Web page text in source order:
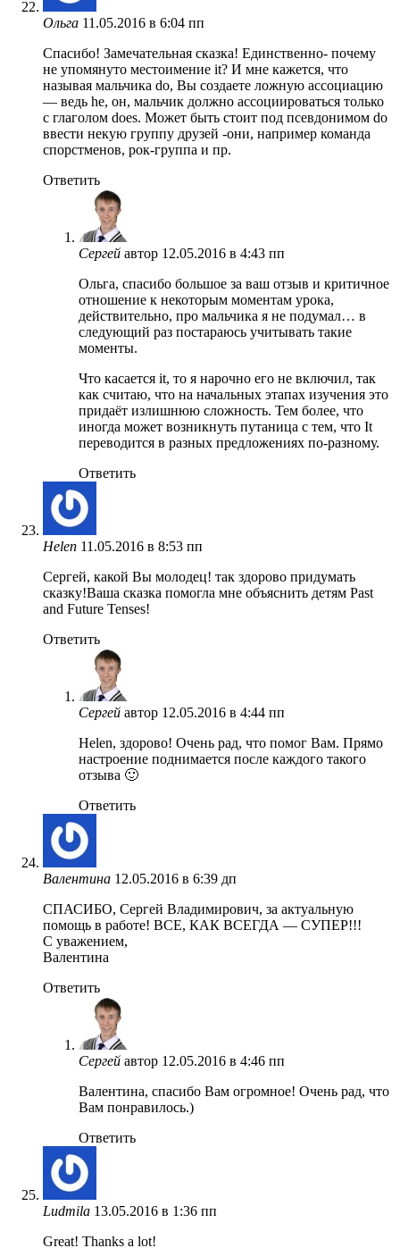
Ольга 11.05.2016 в 6:04 пп
Спасибо! Замечательная сказка! Единственно- почему
не упомянуто местоимение it? И мне кажется, что
называя мальчика do, Вы создаете ложную ассоциацию
— ведь he, он, мальчик должно ассоциироваться только
с глаголом does. Может быть стоит под псевдонимом do
ввести некую группу друзей -они, например команда
спорстменов, рок-группа и пр.
Ответить
Сергей автор 12.05.2016 в 4:43 пп
Ольга, спасибо большое за ваш отзыв и критичное
отношение к некоторым моментам урока,
действительно, про мальчика я не подумал… в
следующий раз постараюсь учитывать такие
моменты.
Что касается it, то я нарочно его не включил, так
как считаю, что на начальных этапах изучения это
придаёт излишнюю сложность. Тем более, что
иногда может возникнуть путаница с тем, что It
переводится в разных предложениях по-разному.
Ответить
Helen 11.05.2016 в 8:53 пп
Сергей, какой Вы молодец! так здорово придумать
сказку!Ваша сказка помогла мне объяснить детям Past
and Future Tenses!
Ответить
Сергей автор 12.05.2016 в 4:44 пп
Helen, здорово! Очень рад, что помог Вам. Прямо
настроение поднимается после каждого такого
отзыва 🙂
Ответить
Валентина 12.05.2016 в 6:39 дп
СПАСИБО, Сергей Владимирович, за актуальную
помощь в работе! ВСЕ, КАК ВСЕГДА — СУПЕР!!!
С уважением,
Валентина
Ответить
Сергей автор 12.05.2016 в 4:46 пп
Валентина, спасибо Вам огромное! Очень рад, что
Вам понравилось.)
Ответить
Ludmila 13.05.2016 в 1:36 пп
Great! Thanks a lot!